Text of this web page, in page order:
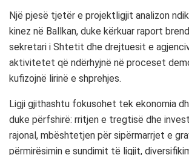
Një pjesë tjetër e projektligjit analizon
kinez në Ballkan, duke kërkuar raport
sekretari i Shtetit dhe drejtuesit e
aktivitetet që ndërhyjnë në proceset
kufizojnë lirinë e shprehjes.
Ligji gjithashtu fokusohet tek ekonomia
duke përfshirë: rritjen e tregtisë dhe
rajonal, mbështetjen për sipërmarrjet e
përmirësimin e sundimit të ligjit,